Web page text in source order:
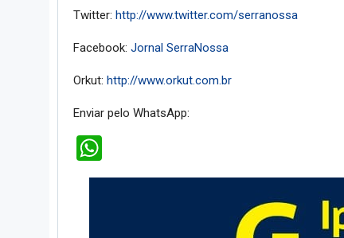
Twitter: http://www.twitter.com/serranossa
Facebook: Jornal SerraNossa
Orkut: http://www.orkut.com.br
Enviar pelo WhatsApp: